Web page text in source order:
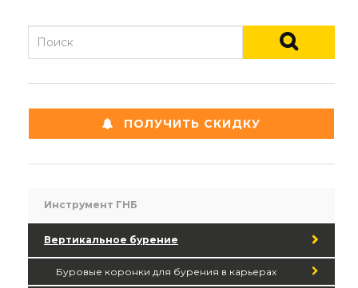
ПОЛУЧИТЬ СКИДКУ
Инструмент ГНБ
Вертикальное бурение
Буровые коронки для бурения в карьерах